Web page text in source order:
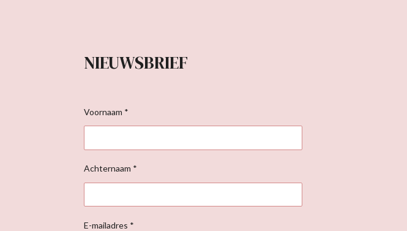
NIEUWSBRIEF
Voornaam *
Achternaam *
E-mailadres *